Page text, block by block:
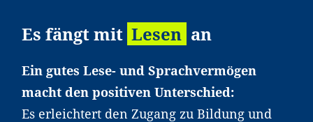
Es fängt mit Lesen an
Ein gutes Lese- und Sprachvermögen
macht den positiven Unterschied:
Es erleichtert den Zugang zu Bildung und